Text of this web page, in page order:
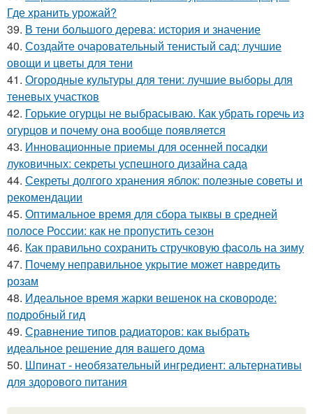
Где хранить урожай?
39. В тени большого дерева: история и значение
40. Создайте очаровательный тенистый сад: лучшие
овощи и цветы для тени
41. Огородные культуры для тени: лучшие выборы для
теневых участков
42. Горькие огурцы не выбрасываю. Как убрать горечь из
огурцов и почему она вообще появляется
43. Инновационные приемы для осенней посадки
луковичных: секреты успешного дизайна сада
44. Секреты долгого хранения яблок: полезные советы и
рекомендации
45. Оптимальное время для сбора тыквы в средней
полосе России: как не пропустить сезон
46. Как правильно сохранить стручковую фасоль на зиму
47. Почему неправильное укрытие может навредить
розам
48. Идеальное время жарки вешенок на сковороде:
подробный гид
49. Сравнение типов радиаторов: как выбрать
идеальное решение для вашего дома
50. Шпинат - необязательный ингредиент: альтернативы
для здорового питания